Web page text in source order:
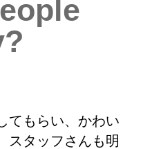
てもらい、かわい
スタッフさんも明